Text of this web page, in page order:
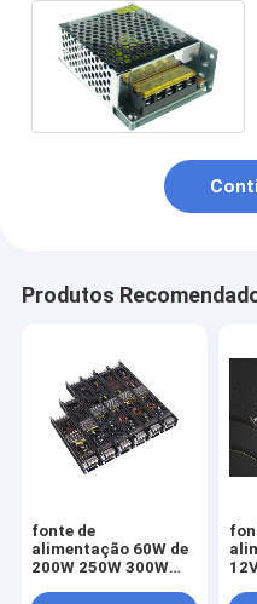
Produtos
fonte de
alimentação 60W de
200W 250W 300W